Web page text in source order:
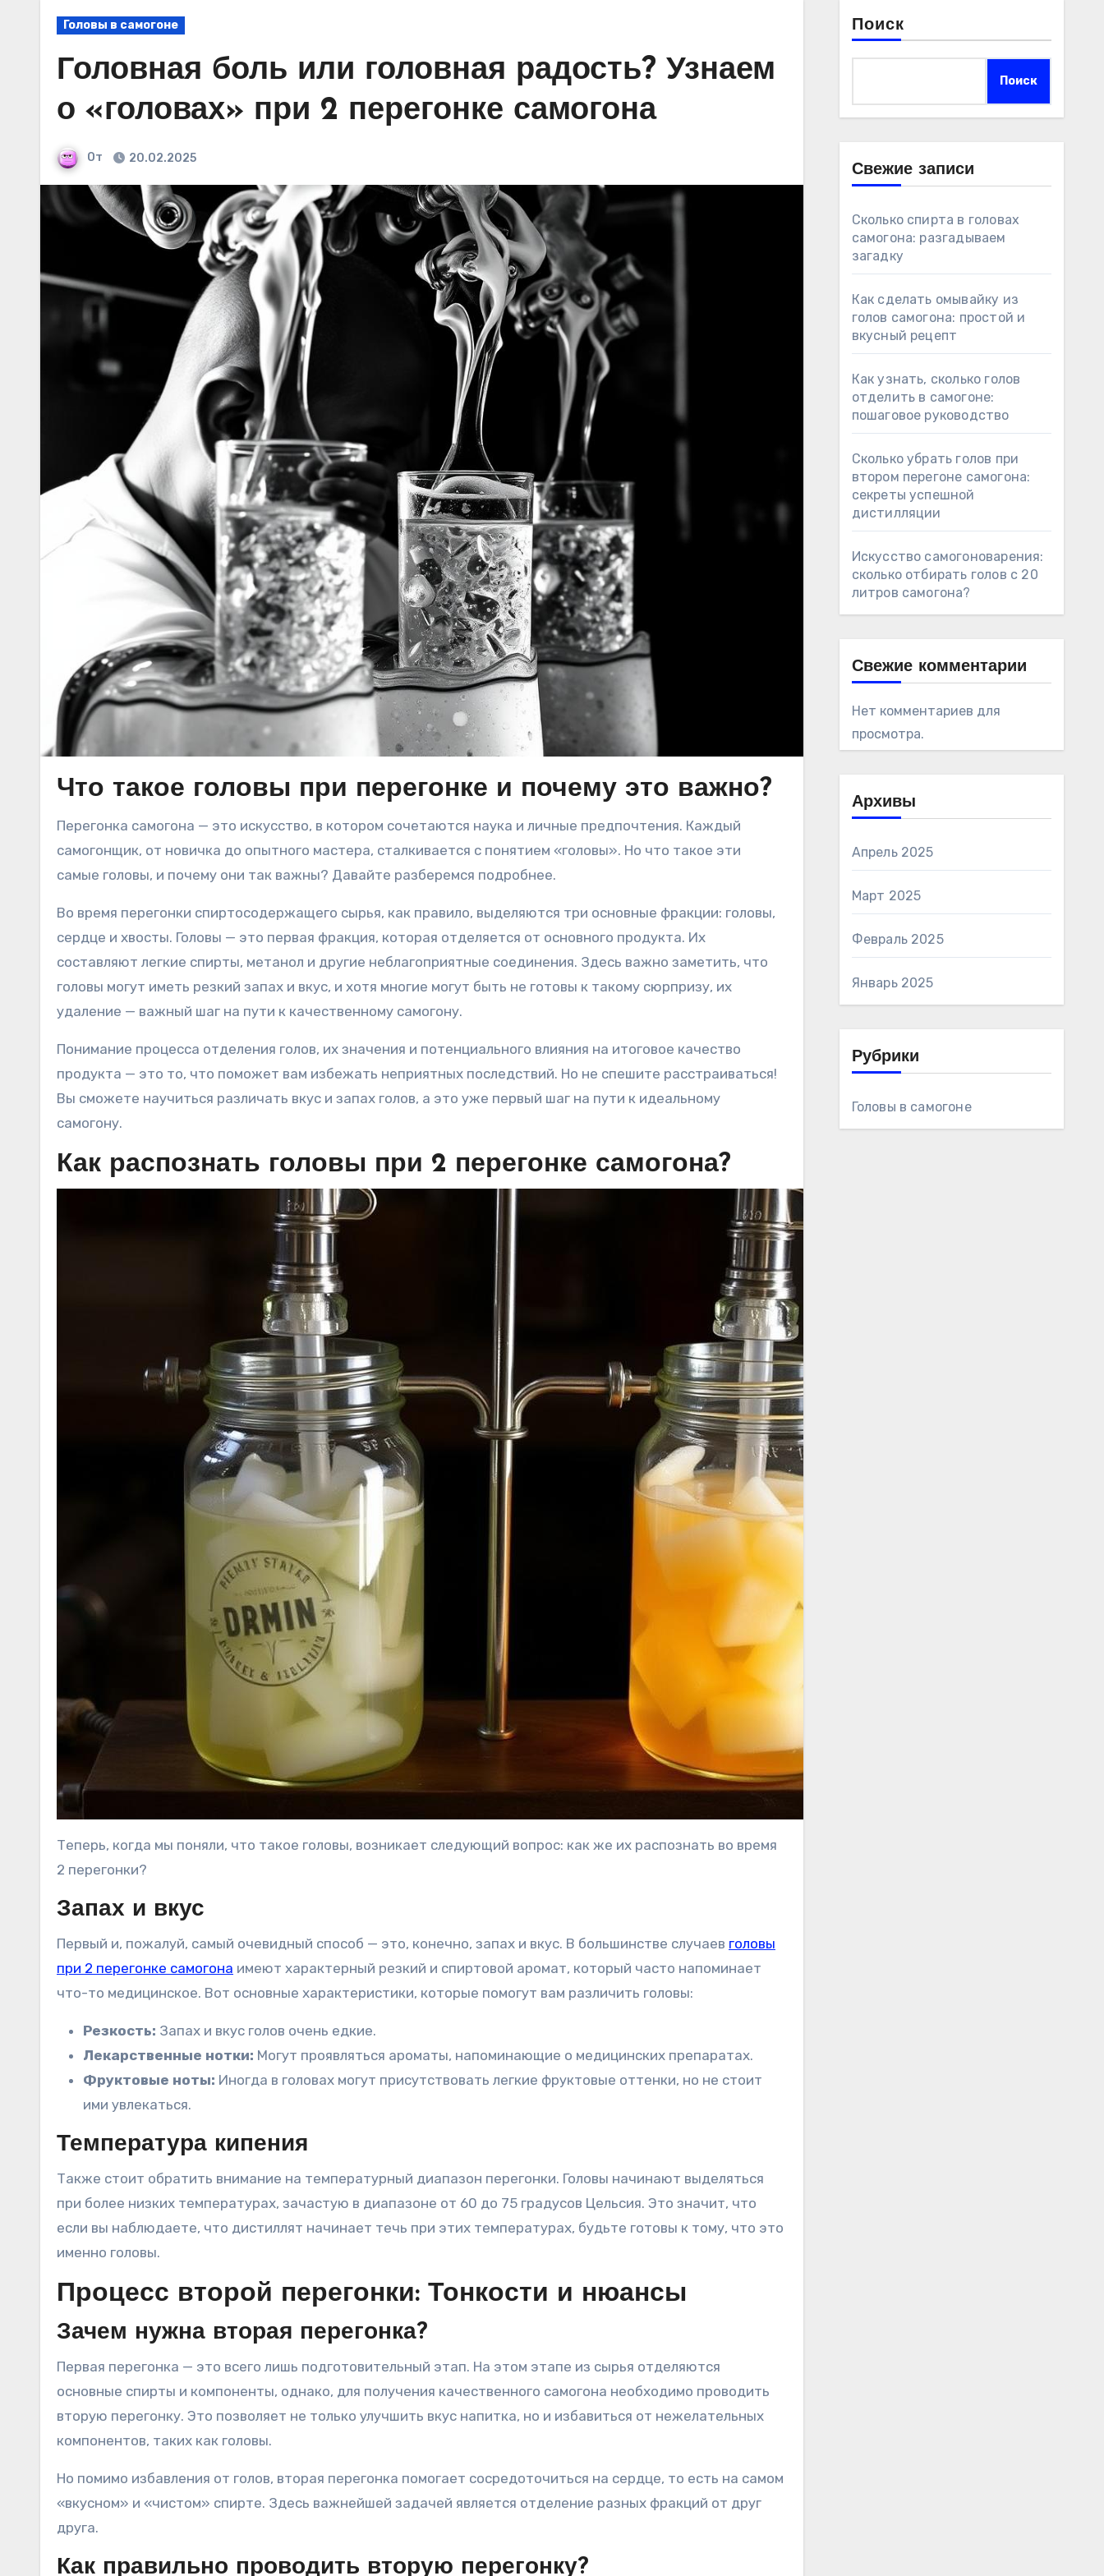
Головы в самогоне
Головная боль или головная радость? Узнаем
о «головах» при 2 перегонке самогона
От 20.02.2025
Что такое головы при перегонке и почему это важно?
Перегонка самогона — это искусство, в котором сочетаются наука и личные предпочтения. Каждый
самогонщик, от новичка до опытного мастера, сталкивается с понятием «головы». Но что такое эти
самые головы, и почему они так важны? Давайте разберемся подробнее.
Во время перегонки спиртосодержащего сырья, как правило, выделяются три основные фракции: головы,
сердце и хвосты. Головы — это первая фракция, которая отделяется от основного продукта. Их
составляют легкие спирты, метанол и другие неблагоприятные соединения. Здесь важно заметить, что
головы могут иметь резкий запах и вкус, и хотя многие могут быть не готовы к такому сюрпризу, их
удаление — важный шаг на пути к качественному самогону.
Понимание процесса отделения голов, их значения и потенциального влияния на итоговое качество
продукта — это то, что поможет вам избежать неприятных последствий. Но не спешите расстраиваться!
Вы сможете научиться различать вкус и запах голов, а это уже первый шаг на пути к идеальному
самогону.
Как распознать головы при 2 перегонке самогона?
Теперь, когда мы поняли, что такое головы, возникает следующий вопрос: как же их распознать во время
2 перегонки?
Запах и вкус
Первый и, пожалуй, самый очевидный способ — это, конечно, запах и вкус. В большинстве случаев головы
при 2 перегонке самогона имеют характерный резкий и спиртовой аромат, который часто напоминает
что-то медицинское. Вот основные характеристики, которые помогут вам различить головы:
Резкость: Запах и вкус голов очень едкие.
Лекарственные нотки: Могут проявляться ароматы, напоминающие о медицинских препаратах.
Фруктовые ноты: Иногда в головах могут присутствовать легкие фруктовые оттенки, но не стоит
ими увлекаться.
Температура кипения
Также стоит обратить внимание на температурный диапазон перегонки. Головы начинают выделяться
при более низких температурах, зачастую в диапазоне от 60 до 75 градусов Цельсия. Это значит, что
если вы наблюдаете, что дистиллят начинает течь при этих температурах, будьте готовы к тому, что это
именно головы.
Процесс второй перегонки: Тонкости и нюансы
Зачем нужна вторая перегонка?
Первая перегонка — это всего лишь подготовительный этап. На этом этапе из сырья отделяются
основные спирты и компоненты, однако, для получения качественного самогона необходимо проводить
вторую перегонку. Это позволяет не только улучшить вкус напитка, но и избавиться от нежелательных
компонентов, таких как головы.
Но помимо избавления от голов, вторая перегонка помогает сосредоточиться на сердце, то есть на самом
«вкусном» и «чистом» спирте. Здесь важнейшей задачей является отделение разных фракций от друг
друга.
Как правильно проводить вторую перегонку?
Поиск
Поиск
Свежие записи
Сколько спирта в головах
самогона: разгадываем
загадку
Как сделать омывайку из
голов самогона: простой и
вкусный рецепт
Как узнать, сколько голов
отделить в самогоне:
пошаговое руководство
Сколько убрать голов при
втором перегоне самогона:
секреты успешной
дистилляции
Искусство самогоноварения:
сколько отбирать голов с 20
литров самогона?
Свежие комментарии
Нет комментариев для
просмотра.
Архивы
Апрель 2025
Март 2025
Февраль 2025
Январь 2025
Рубрики
Головы в самогоне